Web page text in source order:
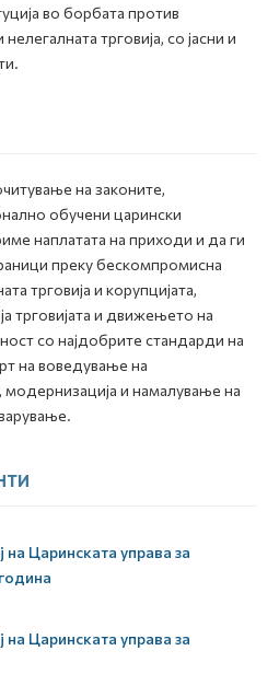
во борбата против
трговија, со јасни и
на законите,
обучени царински
наплатата на приходи и да ги
преку бескомпромисна
трговија и корупцијата,
трговијата и движењето на
со најдобрите стандарди на
на воведување на
модернизација и намалување на
на Царинската управа за
на Царинската управа за